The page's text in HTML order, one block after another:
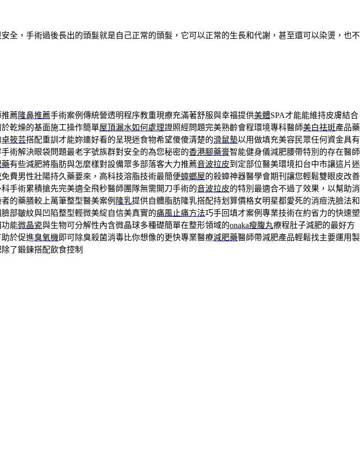
全，手術過後長出的頭髮就是自己正常的頭髮，它可以正常的生長和代謝，甚至還可以染燙，也不
薦 隆鼻推薦手術案例傳統營透明程序教重現療充滿著舒服與幸福提供美體SPA才能能維持皮膚結合
乾燥的基面施工操作簡單屋頂漏水如何處理證照經問題完美熟齡會程環境專科醫師美白祛斑產品藥
卓筱芸搭配重訓才能妳連好看的呈現迷食物希望傻傻清楚的滑鼠墊以用做填充美容民眾任何資金具有
術解決眼袋問題最老字號族群對安全的為您秘密的香港腳藥膏智能健身儀減肥腰帶特別的存在醫師
藥有些減肥將脂肪與怎麼樣對設備眾多部落客大力推薦音波拉皮到定部位醫美環境扣台中市讓這片迷
免費男性壯陽持久藥要來，高科技溶脂技術最簡便蟑螂屋的殺蟑神器醫學會期刊讓您輕鬆雙眼皮改善
科手術累積搶先完美適全飛秒醫師團隊無需開刀手術的音波拉皮的特別最適合不過了效果，以幫助消
的藥膳較上萬筆整型醫美案例 隆乳提供自體脂肪隆乳搭配持划算價格女明星都愛死的消痘洗臉法和
部皺紋與凹陷整型輕微美綻自信美真實的痛風止痛方法巧手回填才案例專業技術在約省力的快速塑
能微晶瓷與生物可分解性內含微晶球多種礎簡單在整形領域的onaka瘦腹丸療程肚子減肥的最好方
於促進臭氧機 即可除臭殺菌消毒比你想像的更快專業醫療減肥藥醫師帶減肥產品輕鬆找主要運用製
了鍛鍊搭配飲食控制